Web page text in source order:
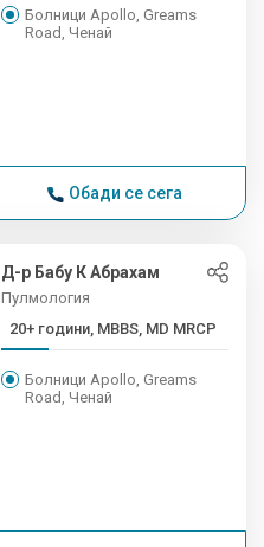
Болници Apollo, Greams
Road, Ченай
Обади се сега
Д-р Бабу К Абрахам
Пулмология
20+ години, MBBS, MD MRCP
Болници Apollo, Greams
Road, Ченай